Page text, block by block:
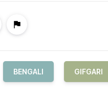
BENGALI GIFGARI